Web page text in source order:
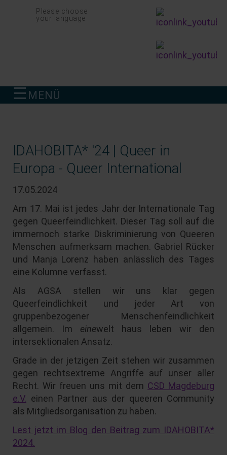
Navigation
überspringenPlease choose
your language
☰ MENÜ
IDAHOBITA* '24 | Queer in
Europa - Queer International
17.05.2024
Am 17. Mai ist jedes Jahr der Internationale Tag
gegen Queerfeindlichkeit. Dieser Tag soll auf die
immernoch starke Diskriminierung von Queeren
Menschen aufmerksam machen. Gabriel Rücker
und Manja Lorenz haben anlässlich des Tages
eine Kolumne verfasst.
Als AGSA stellen wir uns klar gegen
Queerfeindlichkeit und jeder Art von
gruppenbezogener Menschenfeindlichkeit
allgemein. Im einewelt haus leben wir den
intersektionalen Ansatz.
Grade in der jetzigen Zeit stehen wir zusammen
gegen rechtsextreme Angriffe auf unser aller
Recht. Wir freuen uns mit dem CSD Magdeburg
e.V. einen Partner aus der queeren Community
als Mitgliedsorganisation zu haben.
Lest jetzt im Blog den Beitrag zum IDAHOBITA*
2024.